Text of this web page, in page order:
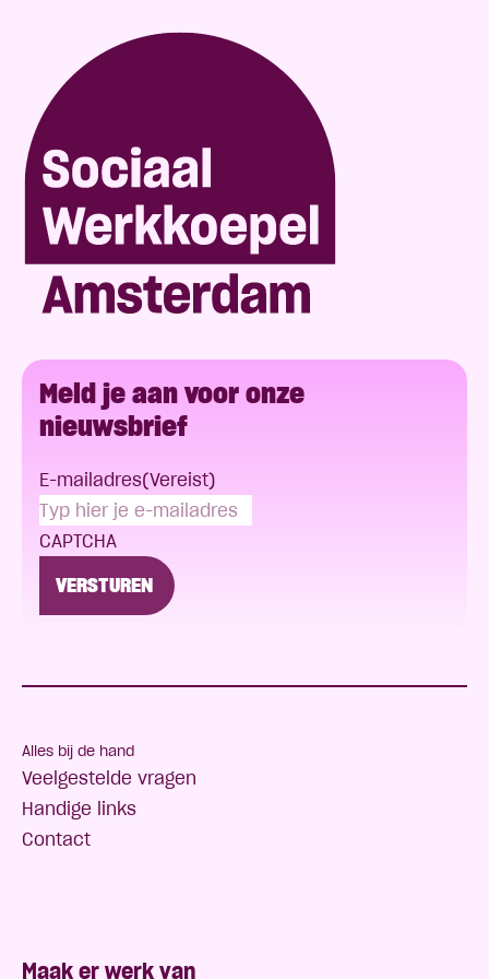
Meld je aan voor onze
nieuwsbrief
E-mailadres(Vereist)
CAPTCHA
Alles bij de hand
Veelgestelde vragen
Handige links
Contact
Maak er werk van